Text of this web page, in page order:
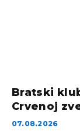
Bratski
Crvenoj
07.08.2026